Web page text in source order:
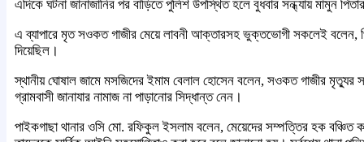
এদিকে ঘটনা জানাজানির পর বাড়িতে পুলিশ উপস্থিত হলে বুধবার সন্ধ্যায় মামুন
এ ব্যাপারে মৃত সওকত গাজীর মেয়ে লাবনী আক্তারসহ ভুক্তভোগী সকলেই বলেন,
দিয়েছিল।
স্থানীয় ঘোষাল জামে মসজিদের ইমাম বেলাল হোসেন বলেন, সওকত গাজীর মৃত্যুর
গ্রামবাসী জানাযার নামাজ না পাড়ানোর সিদ্ধান্ত নেন।
পাইকগাছা থানার ওসি মো. রফিকুল ইসলাম বলেন, মেয়েদের সম্পত্তির হক বঞ্চিত